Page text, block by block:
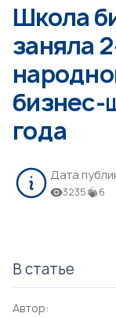
Школа
заняла
бизнес-
года
Дата
3235 6
В статье
Автор: